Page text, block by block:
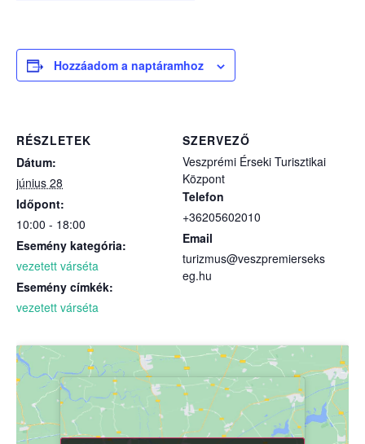
Hozzáadom a naptáramhoz
RÉSZLETEK
Dátum:
június 28
Időpont:
10:00 - 18:00
Esemény kategória:
vezetett várséta
Esemény címkék:
vezetett várséta
SZERVEZŐ
Veszprémi Érseki Turisztikai
Központ
Telefon
+36205602010
Email
turizmus@veszpremierseks
eg.hu